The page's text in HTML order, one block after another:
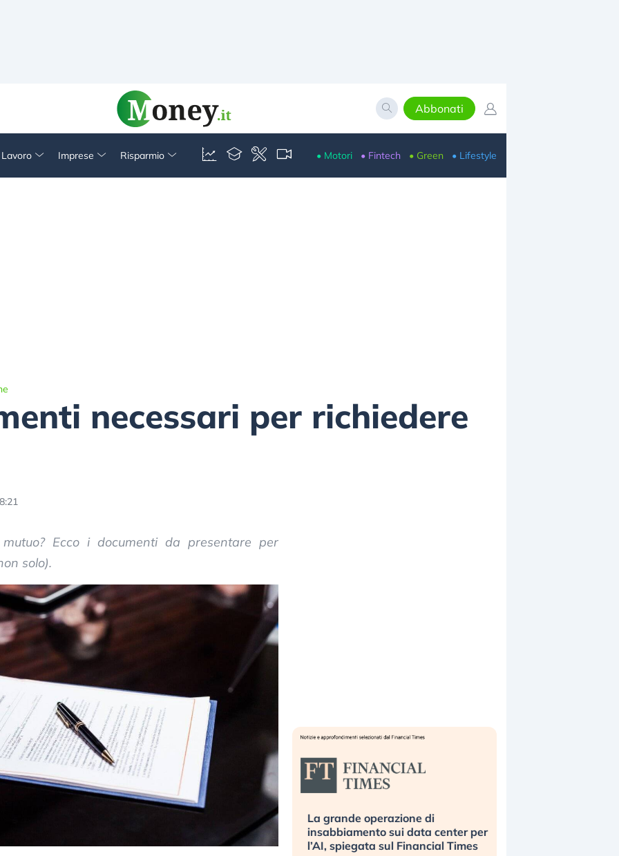
Abbonati
Imprese Risparmio • Motori • Fintech • Green • Lifestyle
necessari per richiedere
Ecco i documenti da presentare per
solo).
sta
Russia e Cina pronti a spegnere
Starlink. Gli investitori stanno
sottovalutando il rischio?
La grande operazione di
insabbiamento sui data center per
l’AI, spiegata sul Financial Times